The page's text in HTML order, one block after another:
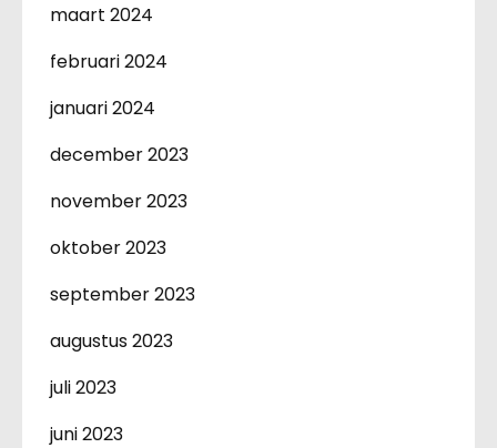
maart 2024
februari 2024
januari 2024
december 2023
november 2023
oktober 2023
september 2023
augustus 2023
juli 2023
juni 2023